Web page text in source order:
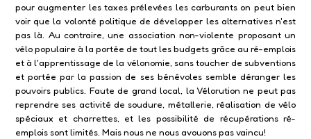
pour augmenter les taxes prélevées les carburants on peut bien
voir que la volonté politique de développer les alternatives n'est
pas là. Au contraire, une association non-violente proposant un
vélo populaire à la portée de tout les budgets grâce au ré-emplois
et à l'apprentissage de la vélonomie, sans toucher de subventions
et portée par la passion de ses bénévoles semble déranger les
pouvoirs publics. Faute de grand local, la Vélorution ne peut pas
reprendre ses activité de soudure, métallerie, réalisation de vélo
spéciaux et charrettes, et les possibilité de récupérations ré-
emplois sont limités. Mais nous ne nous avouons pas vaincu!